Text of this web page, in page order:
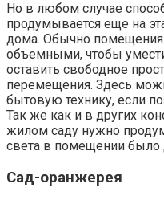
Но в любом случае
продумывается еще на
дома. Обычно помещения
объемными, чтобы
оставить свободное
перемещения. Здесь
бытовую технику, если
Так же как и в других
жилом саду нужно
света в помещении было
Сад-оранжерея